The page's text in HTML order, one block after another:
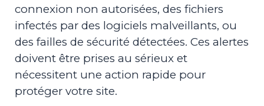
connexion non autorisées, des fichiers
infectés par des logiciels malveillants, ou
des failles de sécurité détectées. Ces alertes
doivent être prises au sérieux et
nécessitent une action rapide pour
protéger votre site.